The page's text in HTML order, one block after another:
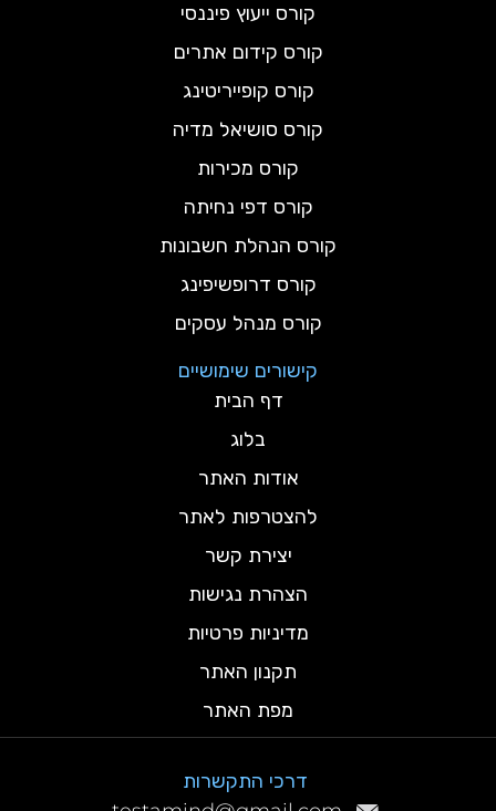
קורס ייעוץ פיננסי
קורס קידום אתרים
קורס קופייריטינג
קורס סושיאל מדיה
קורס מכירות
קורס דפי נחיתה
קורס הנהלת חשבונות
קורס דרופשיפינג
קורס מנהל עסקים
קישורים שימושיים
דף הבית
בלוג
אודות האתר
להצטרפות לאתר
יצירת קשר
הצהרת נגישות
מדיניות פרטיות
תקנון האתר
מפת האתר
דרכי התקשרות